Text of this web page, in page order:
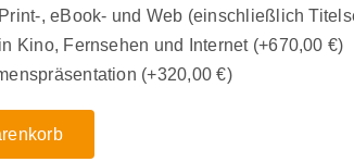
, eBook- und Web (einschließlich
Kino, Fernsehen und Internet (+670,00 €)
(+320,00€)